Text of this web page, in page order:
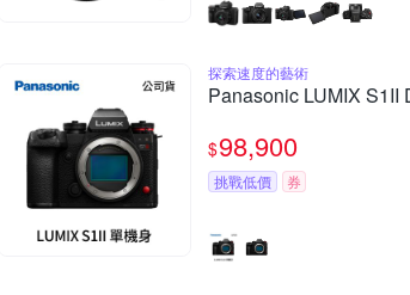
探索速度的藝術
Panasonic LUMIX S1II
$98,900
挑戰低價 券